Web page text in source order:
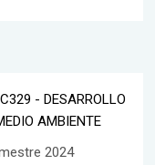
- DESARROLLO
AMBIENTE
2024